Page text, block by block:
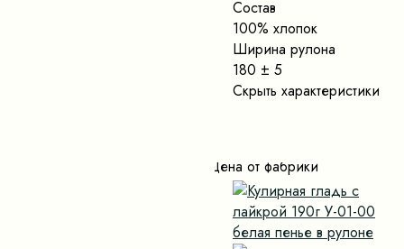
Состав
100% хлопок
Ширина рулона
180 ± 5
Скрыть характеристики
Цена от фабрики